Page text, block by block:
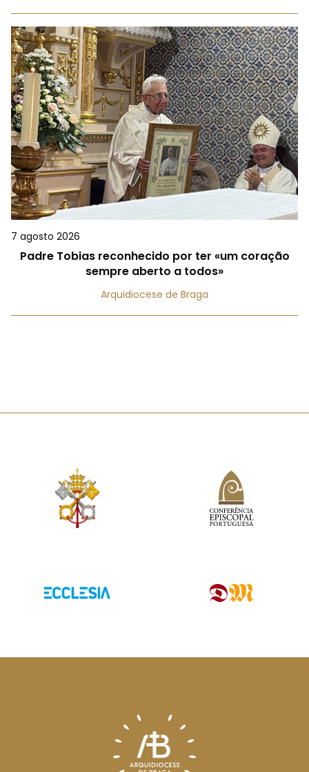
7 agosto 2026
Padre Tobias reconhecido por ter «um coração
sempre aberto a todos»
Arquidiocese de Braga